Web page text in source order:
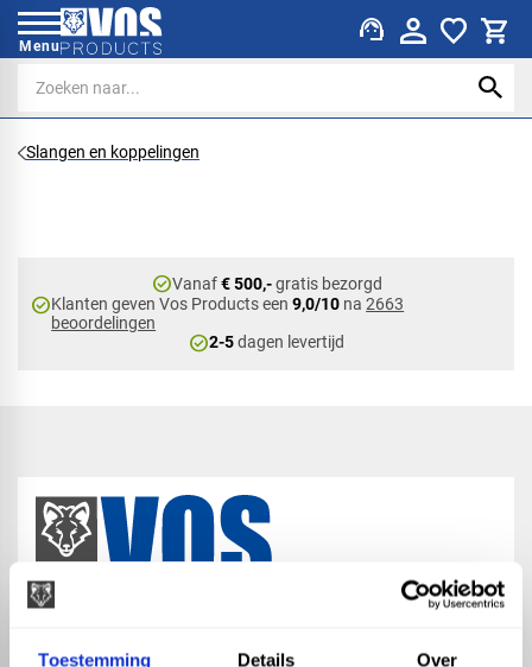
Toestemming Details Over
Menu support_agent
Slangen en koppelingen
check_circleVanaf€ 500,-gratis bezorgd
check_circleKlanten geven Vos Products een9,0/10 na2663
beoordelingen
check_circle2-5dagen levertijd